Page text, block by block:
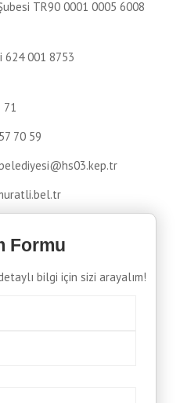
TR90 0001 0005 6008
624 001 8753
70 59
Formu
bilgi için sizi arayalım!